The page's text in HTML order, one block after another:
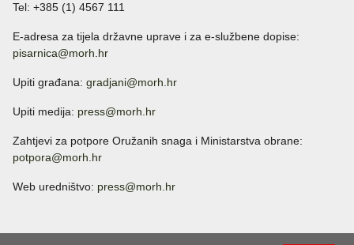
Tel: +385 (1) 4567 111
E-adresa za tijela državne uprave i za e-službene dopise:
pisarnica@morh.hr
Upiti građana: gradjani@morh.hr
Upiti medija: press@morh.hr
Zahtjevi za potpore Oružanih snaga i Ministarstva obrane:
potpora@morh.hr
Web uredništvo: press@morh.hr